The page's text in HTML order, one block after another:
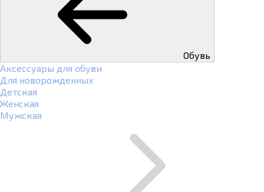
Обувь
Аксессуары для обуви
Для новорожденных
Детская
Женская
Мужская